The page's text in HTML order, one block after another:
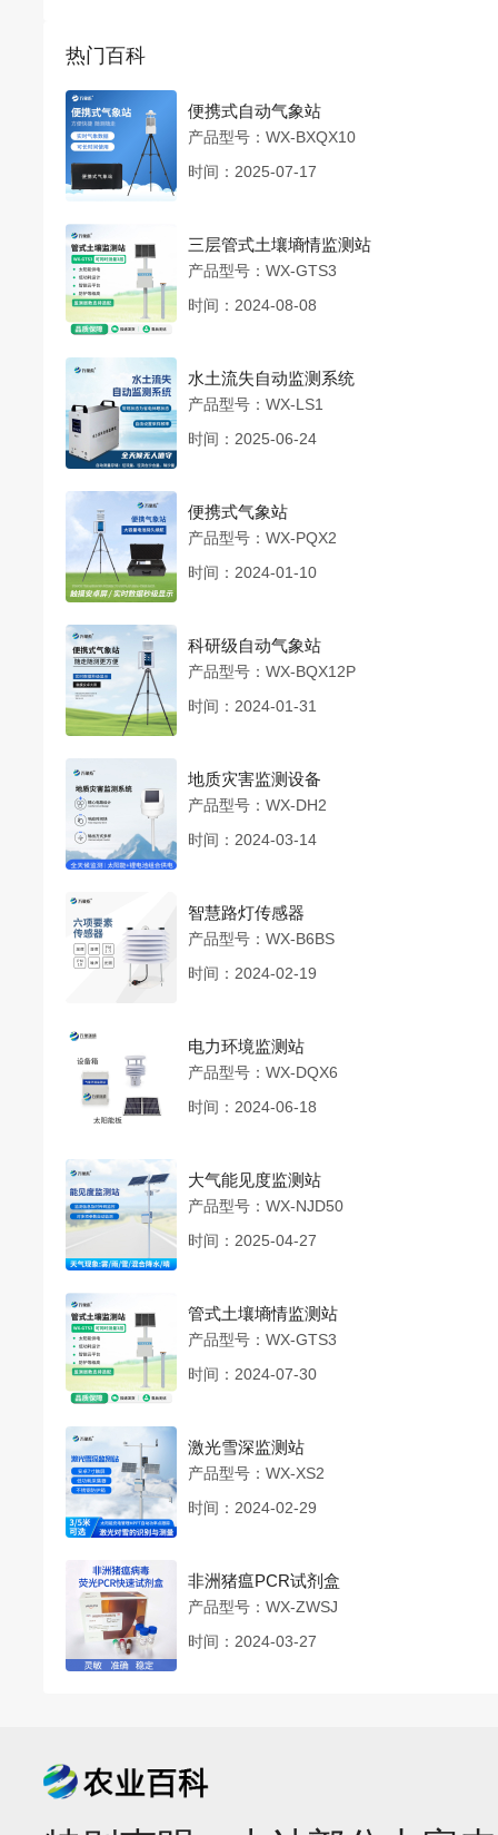
热门百科
便携式自动气象站
产品型号：WX-BXQX10
时间：2025-07-17
三层管式土壤墒情监测站
产品型号：WX-GTS3
时间：2024-08-08
水土流失自动监测系统
产品型号：WX-LS1
时间：2025-06-24
便携式气象站
产品型号：WX-PQX2
时间：2024-01-10
科研级自动气象站
产品型号：WX-BQX12P
时间：2024-01-31
地质灾害监测设备
产品型号：WX-DH2
时间：2024-03-14
智慧路灯传感器
产品型号：WX-B6BS
时间：2024-02-19
电力环境监测站
产品型号：WX-DQX6
时间：2024-06-18
大气能见度监测站
产品型号：WX-NJD50
时间：2025-04-27
管式土壤墒情监测站
产品型号：WX-GTS3
时间：2024-07-30
激光雪深监测站
产品型号：WX-XS2
时间：2024-02-29
非洲猪瘟PCR试剂盒
产品型号：WX-ZWSJ
时间：2024-03-27